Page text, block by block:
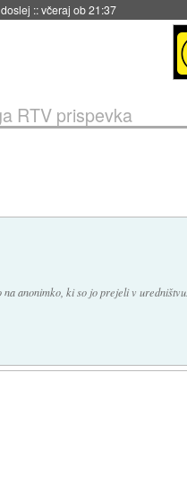
inteligence::včeraj ob 21:23
RTV prispevka
anonimko, ki so jo prejeli v uredništvu.